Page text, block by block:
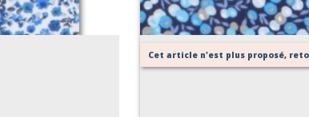
Cet article n'est plus proposé,